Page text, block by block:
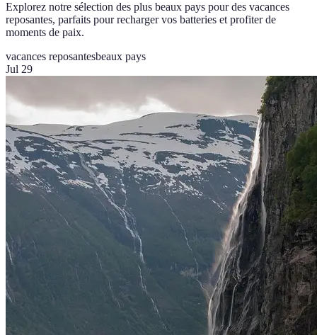
Explorez notre sélection des plus beaux pays pour des vacances
reposantes, parfaits pour recharger vos batteries et profiter de
moments de paix.
vacances reposantesbeaux pays
Jul 29